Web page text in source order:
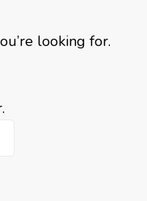
looking for.